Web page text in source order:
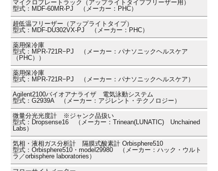
マイクロプレートラック（アップライトタイプフリーザー用）
型式：MDF-60MR-PJ （メーカー：PHC）
超低温フリーザー（アップライトタイプ）
型式：MDF-DU302VX-PJ （メーカー：PHC）
薬用保冷庫
型式：MPR-721R−PJ （メーカー：パナソニックヘルスケア
（PHC））
薬用保冷庫
型式：MPR-721R−PJ （メーカー：パナソニックヘルスケア）
Agilent2100バイオアナライザ 電気泳動システム
型式：G2939A （メーカー：アジレント・テクノロジー）
微量分光光度計 ※ジャンク品扱い
型式：Dropsense16 （メーカー：Trinean(LUNATIC) Unchained
Labs）
気相・液相ガス分析計 隔膜式酸素計 Orbisphere510
型式：Orbisphere510・model29980 （メーカー：ハック・ウルト
ラ／orbisphere laboratories）